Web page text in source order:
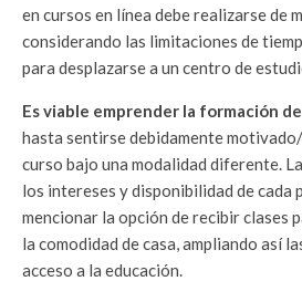
en cursos en línea debe realizarse de
considerando las limitaciones de
para desplazarse a un centro de
Es viable emprender la formación
hasta sentirse debidamente
curso bajo una modalidad diferente.
los intereses y disponibilidad de cada
mencionar la opción de recibir clases
la comodidad de casa, ampliando así
acceso a la educación.